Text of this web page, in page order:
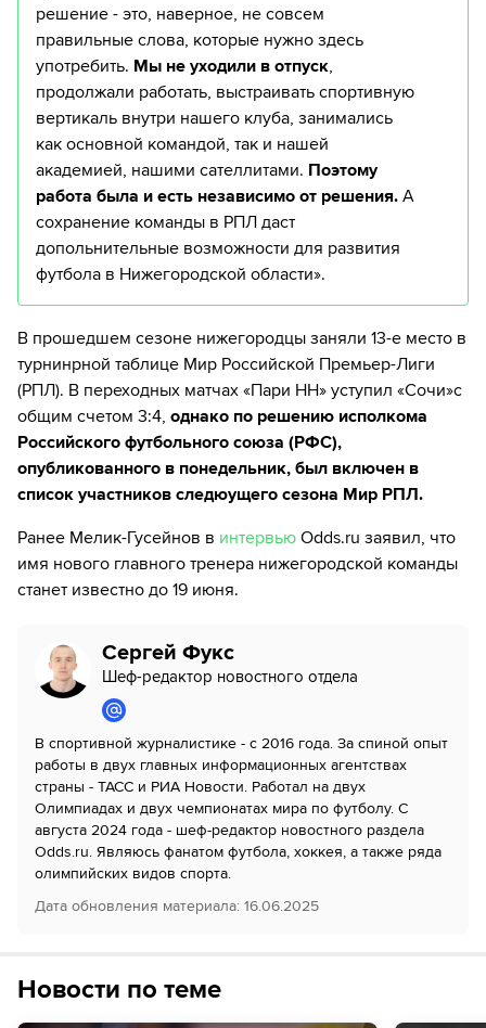
решение - это, наверное, не совсем
правильные слова, которые нужно здесь
употребить. Мы не уходили в отпуск,
продолжали работать, выстраивать спортивную
вертикаль внутри нашего клуба, занимались
как основной командой, так и нашей
академией, нашими сателлитами. Поэтому
работа была и есть независимо от решения. А
сохранение команды в РПЛ даст
допольнительные возможности для развития
футбола в Нижегородской области».
В прошедшем сезоне нижегородцы заняли 13-е место в
турнинрной таблице Мир Российской Премьер-Лиги
(РПЛ). В переходных матчах «Пари НН» уступил «Сочи»с
общим счетом 3:4, однако по решению исполкома
Российского футбольного союза (РФС),
опубликованного в понедельник, был включен в
список участников следюущего сезона Мир РПЛ.
Ранее Мелик-Гусейнов в интервью Odds.ru заявил, что
имя нового главного тренера нижегородской команды
станет известно до 19 июня.
Сергей Фукс
Шеф-редактор новостного отдела
В спортивной журналистике - с 2016 года. За спиной опыт
работы в двух главных информационных агентствах
страны - ТАСС и РИА Новости. Работал на двух
Олимпиадах и двух чемпионатах мира по футболу. С
августа 2024 года - шеф-редактор новостного раздела
Odds.ru. Являюсь фанатом футбола, хоккея, а также ряда
олимпийских видов спорта.
Дата обновления материала: 16.06.2025
Новости по теме